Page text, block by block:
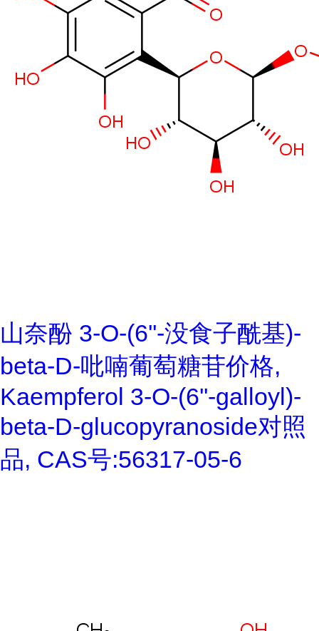
山奈酚 3-O-(6''-没食子酰基)-
beta-D-吡喃葡萄糖苷价格,
Kaempferol 3-O-(6''-galloyl)-
beta-D-glucopyranoside对照
品, CAS号:56317-05-6